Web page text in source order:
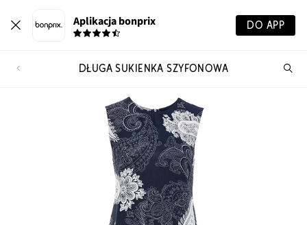
Aplikacja bonprix DO APP
DŁUGA SUKIENKA SZYFONOWA